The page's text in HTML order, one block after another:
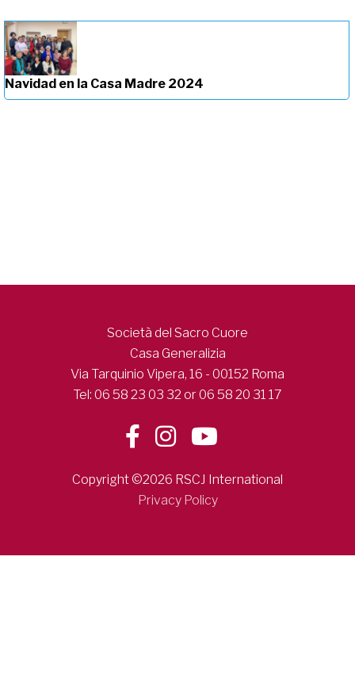
Navidad en la Casa Madre 2024
Società del Sacro Cuore
Casa Generalizia
Via Tarquinio Vipera, 16 - 00152 Roma
Tel: 06 58 23 03 32 or 06 58 20 31 17
Copyright ©2026 RSCJ International
Privacy Policy